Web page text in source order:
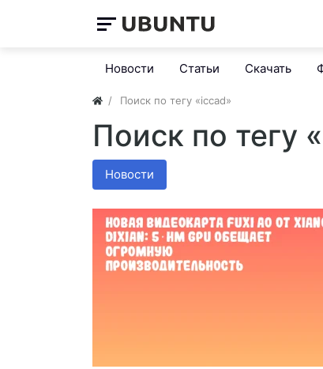
Новости Статьи Скачать
Поиск по тегу «iccad»
Поиск по тегу
Новости